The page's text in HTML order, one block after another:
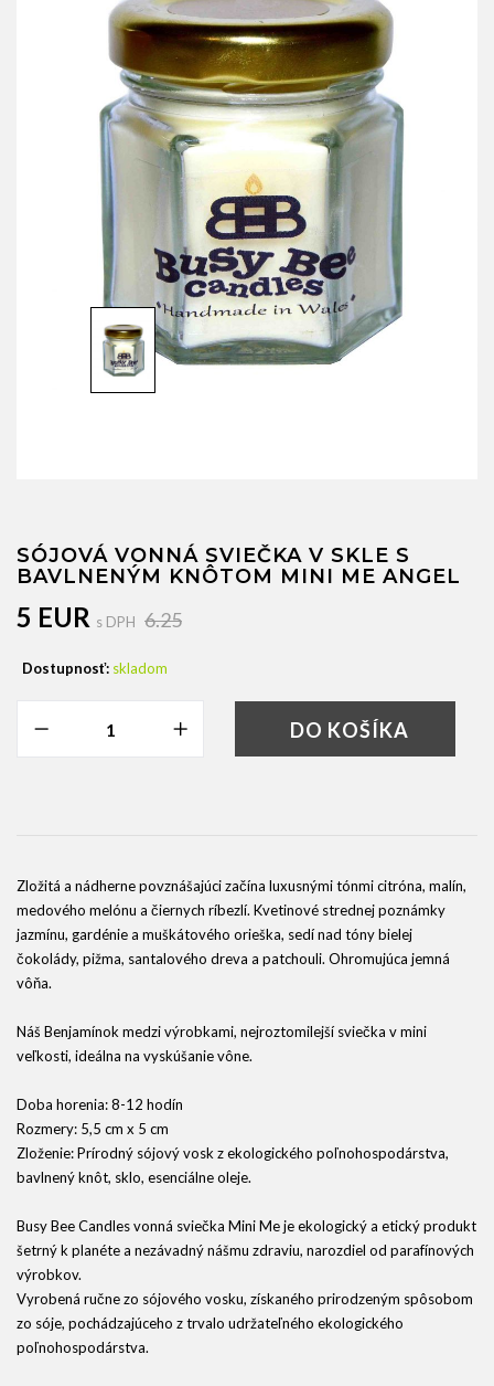
SÓJOVÁ VONNÁ SVIEČKA V SKLE S
BAVLNENÝM KNÔTOM MINI ME ANGEL
5 EUR s DPH 6.25
Dostupnosť: skladom
DO KOŠÍKA
Zložitá a nádherne povznášajúci začína luxusnými tónmi citróna, malín,
medového melónu a čiernych ríbezlí. Kvetinové strednej poznámky
jazmínu, gardénie a muškátového orieška, sedí nad tóny bielej
čokolády, pižma, santalového dreva a patchouli. Ohromujúca jemná
vôňa.
Náš Benjamínok medzi výrobkami, nejroztomilejší sviečka v mini
veľkosti, ideálna na vyskúšanie vône.
Doba horenia: 8-12 hodín
Rozmery: 5,5 cm x 5 cm
Zloženie: Prírodný sójový vosk z ekologického poľnohospodárstva,
bavlnený knôt, sklo, esenciálne oleje.
Busy Bee Candles vonná sviečka Mini Me je ekologický a etický produkt
šetrný k planéte a nezávadný nášmu zdraviu, narozdiel od parafínových
výrobkov.
Vyrobená ručne zo sójového vosku, získaného prirodzeným spôsobom
zo sóje, pochádzajúceho z trvalo udržateľného ekologického
poľnohospodárstva.